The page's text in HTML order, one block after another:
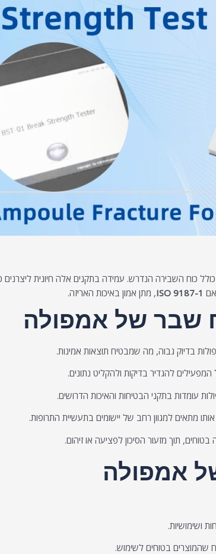
כוח השבירה הנדרש. עמידה בתקנים אלה חיונית ליצרנים
ISO 9187-1, מתן אמון באיכות האריזה.
שבר של אמפולה
בדיוק גבוה, מה שמבטיח תוצאות אמינות.
להגדיר בדיקות ולהקליט נתונים.
עומדות בתקני הבטיחות והאיכות הדרושים.
מתאים למגוון רחב של יישומים בתעשיית התרופות.
בטוחים, תוך מזעור הסיכון לפציעה או זיהום.
אמפולה
ושימושיות.
שהמוצרים בטוחים לשימוש.